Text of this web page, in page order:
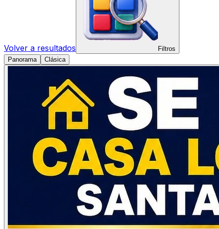
Volver a resultados
Filtros
Panorama
Clásica